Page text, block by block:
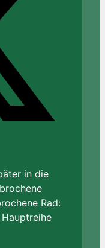
in die
Rad: